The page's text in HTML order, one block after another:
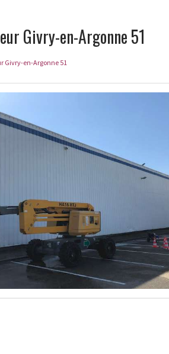
Givry-en-Argonne 51
Givry-en-Argonne 51